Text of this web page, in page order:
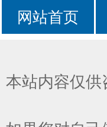
网站首页
本站内容仅供